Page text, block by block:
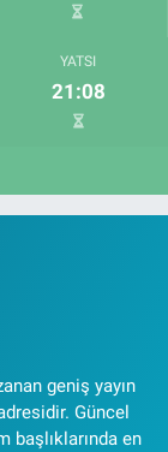
YATSI
21:08
geniş yayın
Güncel
başlıklarında en